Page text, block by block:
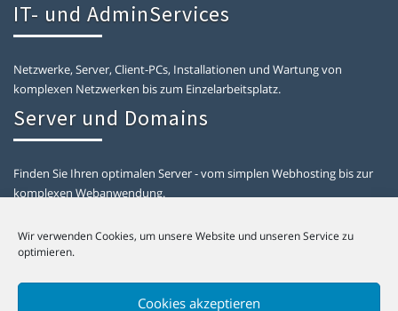
Wir verwenden Cookies, um unsere Website und unseren Service zu
optimieren.
Cookies akzeptieren
IT- und AdminServices
Netzwerke, Server, Client-PCs, Installationen und Wartung von
komplexen Netzwerken bis zum Einzelarbeitsplatz.
Server und Domains
Finden Sie Ihren optimalen Server - vom simplen Webhosting bis zur
komplexen Webanwendung.